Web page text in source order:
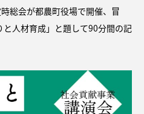
総会が都農町役場で開催、冒
人材育成」と題して90分間の記